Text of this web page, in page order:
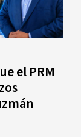
el PRM